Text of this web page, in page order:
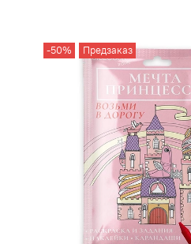
-50% Предзаказ